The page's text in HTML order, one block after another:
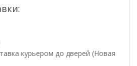
курьером до дверей (Новая